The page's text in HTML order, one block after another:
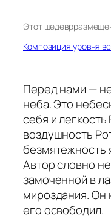
Этот шедевр
Композиция уровня
Перед нами —
неба. Это
себя и
воздушность
безмятежность
Автор словно
замоченной в
мироздания.
его освободил.